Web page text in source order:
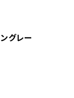
グレー